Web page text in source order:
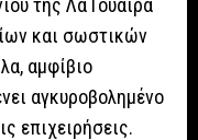
της Λα Γουάιρα
και σωστικών
αμφίβιο
αγκυροβολημένο
επιχειρήσεις.